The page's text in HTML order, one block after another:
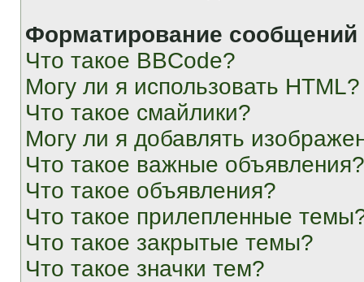
Форматирование
Что такое BBCode?
Могу ли я использовать HTML?
Что такое смайлики?
Могу ли я добавлять
Что такое важные объявления?
Что такое объявления?
Что такое прилепленные
Что такое закрытые темы?
Что такое значки тем?